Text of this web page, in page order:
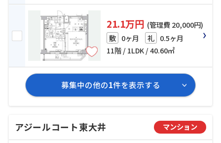
21.1万円 (管理費 20,000円)
敷 0ヶ月 礼 0.5ヶ月
11階 / 1LDK / 40.60㎡
募集中の他の1件を表示する
アジールコート東大井 マンション